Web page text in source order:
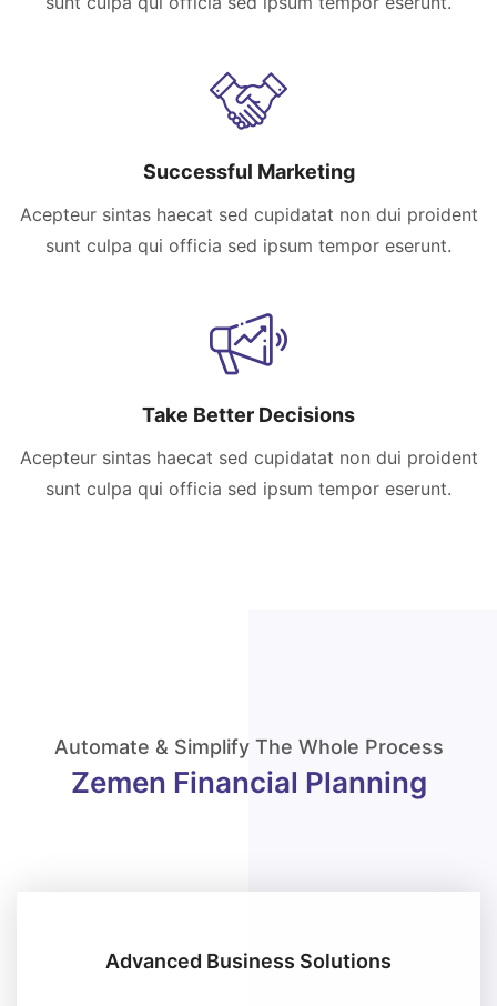
Successful Marketing
Acepteur sintas haecat sed cupidatat non dui proident
sunt culpa qui officia sed ipsum tempor eserunt.
Take Better Decisions
Acepteur sintas haecat sed cupidatat non dui proident
sunt culpa qui officia sed ipsum tempor eserunt.
Automate & Simplify The Whole Process
Zemen Financial Planning
Advanced Business Solutions